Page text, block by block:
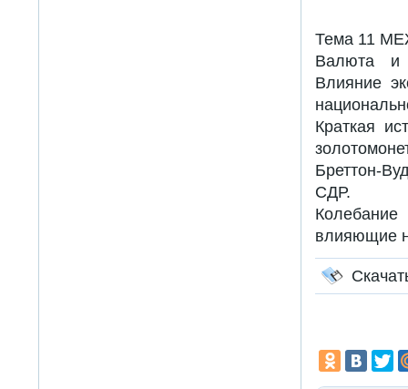
Тема 11
Валюта и
Влияние
Краткая
Бреттон-
СДР.
влияющие